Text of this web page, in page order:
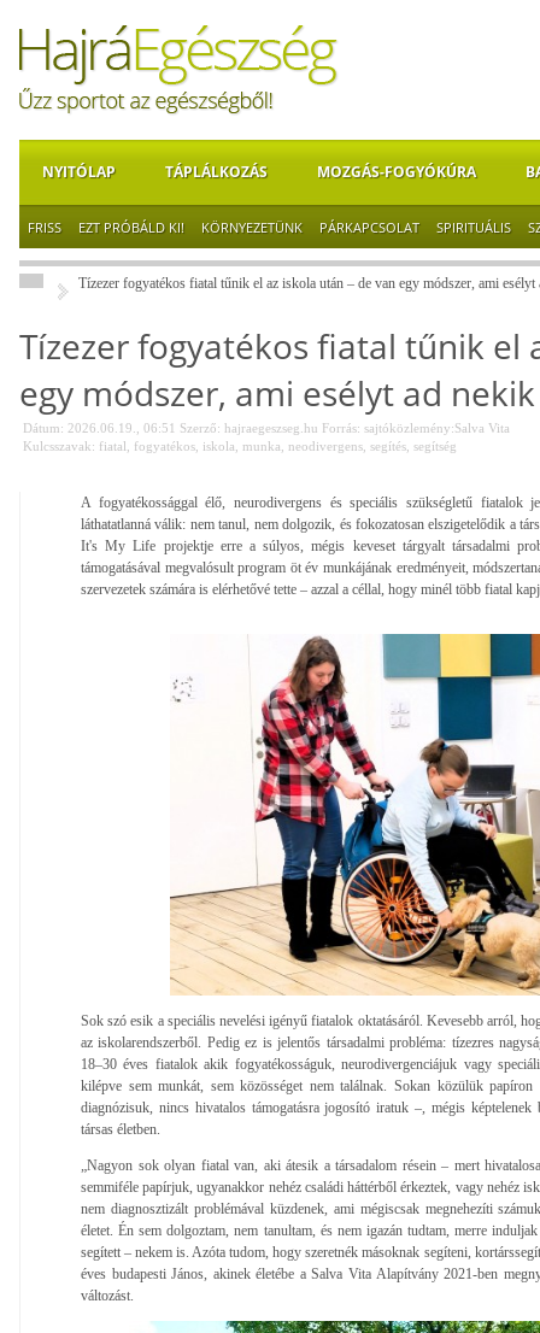
NYITÓLAP TÁPLÁLKOZÁS MOZGÁS-FOGYÓKÚRA
FRISS EZT PRÓBÁLD KI! KÖRNYEZETÜNK PÁRKAPCSOLAT SPIRITUÁLIS
Tízezer fogyatékos fiatal tűnik el az iskola után – de van egy módszer, ami
Tízezer fogyatékos fiatal tűnik el
egy módszer, ami esélyt ad
Dátum: 2026.06.19., 06:51 Szerző: hajraegeszseg.hu Forrás: sajtóközlemény:Salva Vita
Kulcsszavak: fiatal fogyatékos iskola munka neodivergens segítés segítség
A fogyatékossággal élő, neurodivergens és speciális szükségletű fiatalok
láthatatlanná válik: nem tanul, nem dolgozik, és fokozatosan elszigetelődik a
It's My Life projektje erre a súlyos, mégis keveset tárgyalt társadalmi
támogatásával megvalósult program öt év munkájának eredményeit,
szervezetek számára is elérhetővé tette – azzal a céllal, hogy minél több fiatal
Sok szó esik a speciális nevelési igényű fiatalok oktatásáról. Kevesebb arról,
az iskolarendszerből. Pedig ez is jelentős társadalmi probléma: tízezres
18–30 éves fiatalok akik fogyatékosságuk, neurodivergenciájuk vagy
kilépve sem munkát, sem közösséget nem találnak. Sokan közülük
diagnózisuk, nincs hivatalos támogatásra jogosító iratuk –, mégis
társas életben.
„Nagyon sok olyan fiatal van, aki átesik a társadalom résein – mert
semmiféle papírjuk, ugyanakkor nehéz családi háttérből érkeztek, vagy nehéz
nem diagnosztizált problémával küzdenek, ami mégiscsak megnehezíti
életet. Én sem dolgoztam, nem tanultam, és nem igazán tudtam, merre
segített – nekem is. Azóta tudom, hogy szeretnék másoknak segíteni,
éves budapesti János, akinek életébe a Salva Vita Alapítvány 2021-ben
változást.